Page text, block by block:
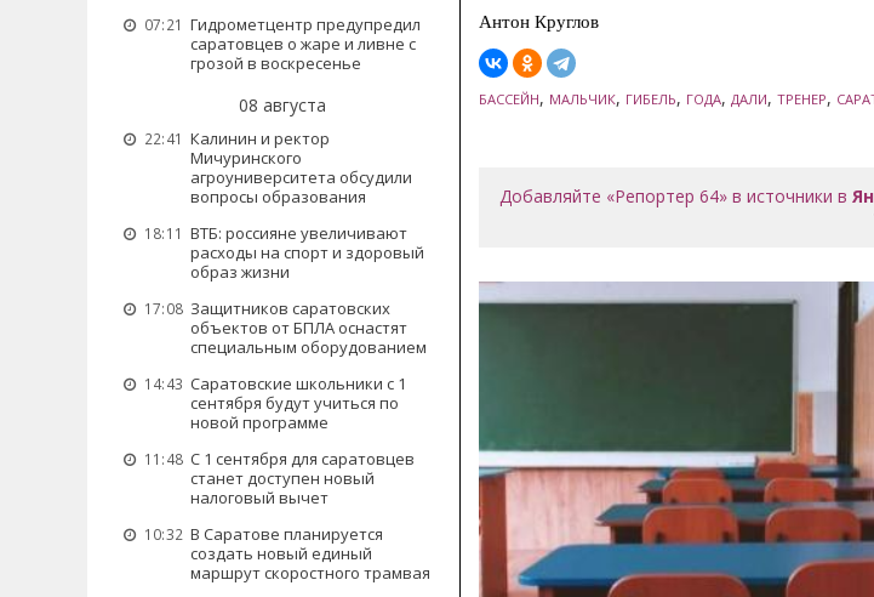
07:21 Гидрометцентр предупредил
саратовцев о жаре и ливне с
грозой в воскресенье
08 августа
22:41 Калинин и ректор
Мичуринского
агроуниверситета обсудили
вопросы образования
18:11 ВТБ: россияне увеличивают
расходы на спорт и здоровый
образ жизни
17:08 Защитников саратовских
объектов от БПЛА оснастят
специальным оборудованием
14:43 Саратовские школьники с 1
сентября будут учиться по
новой программе
11:48 С 1 сентября для саратовцев
станет доступен новый
налоговый вычет
10:32 В Саратове планируется
создать новый единый
маршрут скоростного трамвая
Антон Круглов
БАССЕЙН, МАЛЬЧИК, ГИБЕЛЬ, ГОДА, ДАЛИ, ТРЕНЕР,
Добавляйте «Репортер 64» в источники в